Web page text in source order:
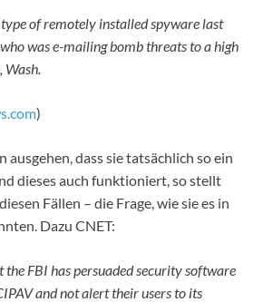
type of remotely installed spyware last
was e-mailing bomb threats to a high
)
ausgehen, dass sie tatsächlich so ein
dieses auch funktioniert, so stellt
Fällen – die Frage, wie sie es in
Dazu CNET:
FBI has persuaded security software
and not alert their users to its